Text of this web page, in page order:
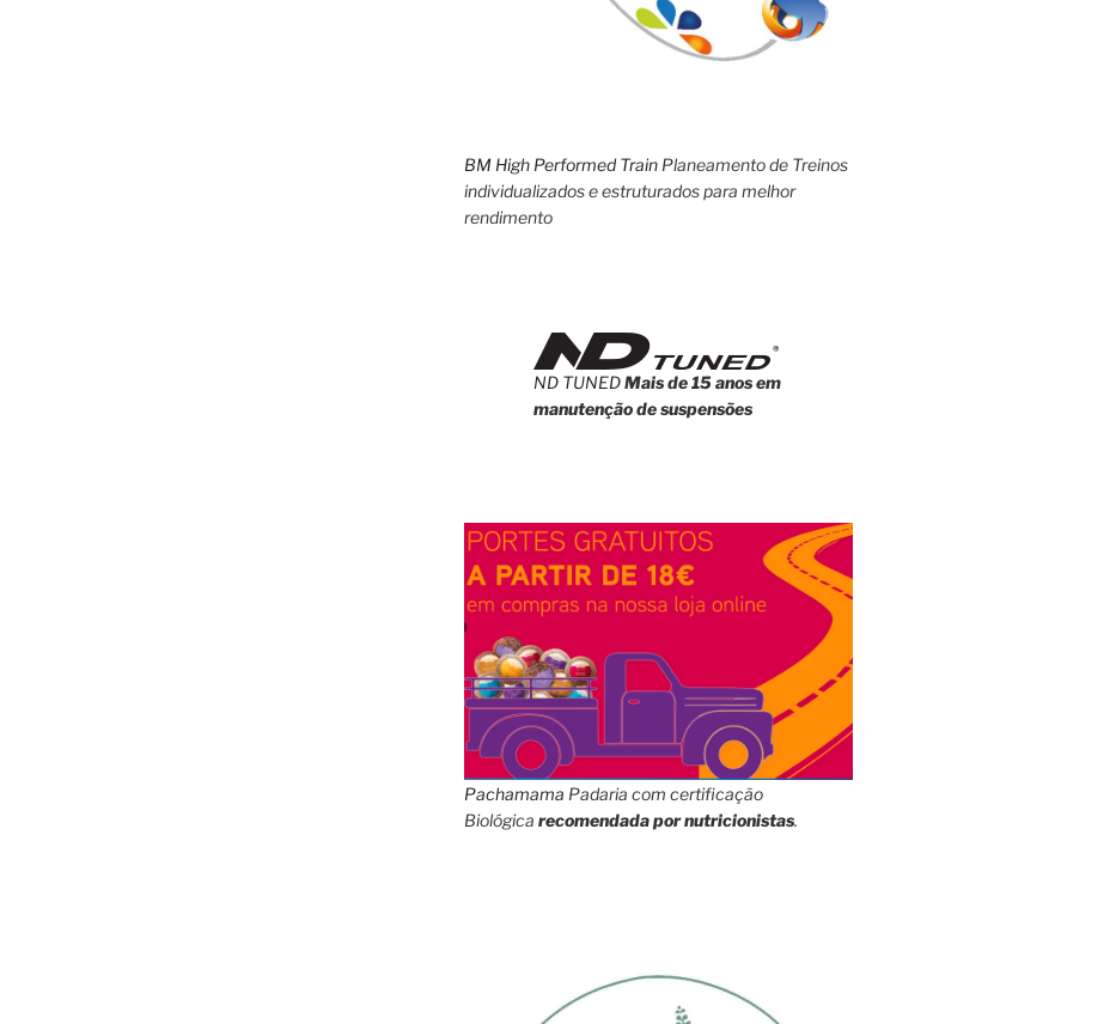
BM High Performed TrainPlaneamento de Treinos
individualizados e estruturados para melhor
rendimento
ND TUNEDMais de 15 anos em
manutenção de suspensões
Pachamama Padaria com certificação
Biológica recomendada por nutricionistas.